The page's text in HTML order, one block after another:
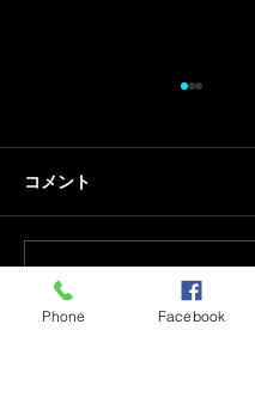
贈与税に関して
コメント
Phone Facebook